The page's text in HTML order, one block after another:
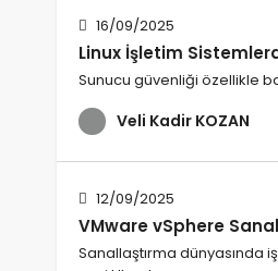
16/09/2025
Linux İşletim
Sunucu güvenliği özellikle
Veli Kadir KOZAN
12/09/2025
VMware vSphere
Sanallaştırma dünyasında